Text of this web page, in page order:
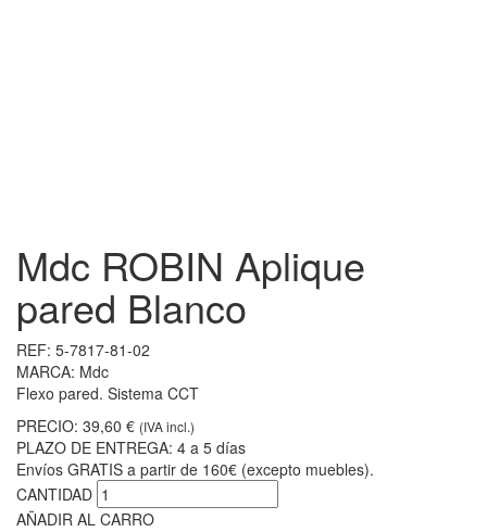
Mdc ROBIN Aplique
pared Blanco
REF: 5-7817-81-02
MARCA: Mdc
Flexo pared. Sistema CCT
PRECIO: 39,60 € (IVA incl.)
PLAZO DE ENTREGA: 4 a 5 días
Envíos GRATIS a partir de 160€ (excepto muebles).
CANTIDAD
AÑADIR AL CARRO